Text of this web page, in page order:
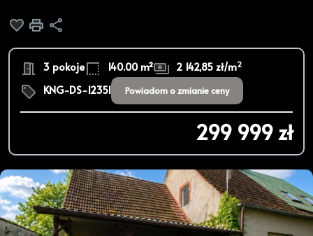
Dodaj do ulubionych
Drukuj
3 pokoje 140.00 m² 2 142,85 zł/m2
KNG-DS-12351 Powiadom o zmianie ceny
299 999 zł